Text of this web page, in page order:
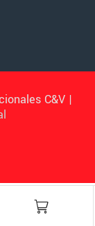
C&V |